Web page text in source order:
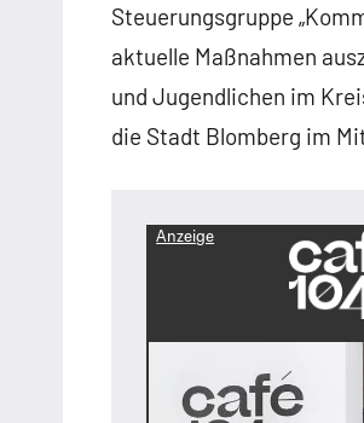
Steuerungsgruppe
aktuelle Maßnahmen
und Jugendlichen im
die Stadt Blomberg im
Anzeige